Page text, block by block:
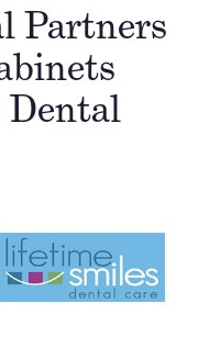
Partners
Dental